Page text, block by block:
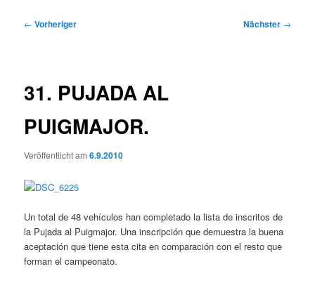
Beitragsnavigation
← Vorheriger Nächster →
31. PUJADA AL
PUIGMAJOR.
Veröffentlicht am6.9.2010
Un total de 48 vehículos han completado la lista de inscritos de
la Pujada al Puigmajor. Una inscripción que demuestra la buena
aceptación que tiene esta cita en comparación con el resto que
forman el campeonato.